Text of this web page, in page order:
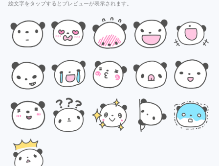
絵文字をタップするとプレビューが表示されます。